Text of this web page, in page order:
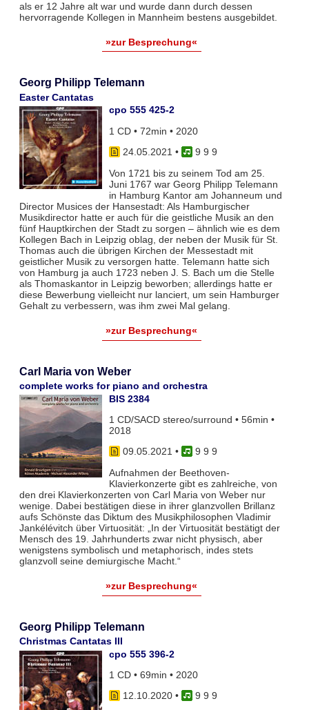
als er 12 Jahre alt war und wurde dann durch dessen
hervorragende Kollegen in Mannheim bestens ausgebildet.
»zur Besprechung«
Georg Philipp Telemann
Easter Cantatas
cpo 555 425-2
1 CD • 72min • 2020
24.05.2021 •
9 9 9
Von 1721 bis zu seinem Tod am 25.
Juni 1767 war Georg Philipp Telemann
in Hamburg Kantor am Johanneum und
Director Musices der Hansestadt: Als Hamburgischer
Musikdirector hatte er auch für die geistliche Musik an den
fünf Hauptkirchen der Stadt zu sorgen – ähnlich wie es dem
Kollegen Bach in Leipzig oblag, der neben der Musik für St.
Thomas auch die übrigen Kirchen der Messestadt mit
geistlicher Musik zu versorgen hatte. Telemann hatte sich
von Hamburg ja auch 1723 neben J. S. Bach um die Stelle
als Thomaskantor in Leipzig beworben; allerdings hatte er
diese Bewerbung vielleicht nur lanciert, um sein Hamburger
Gehalt zu verbessern, was ihm zwei Mal gelang.
»zur Besprechung«
Carl Maria von Weber
complete works for piano and orchestra
BIS 2384
1 CD/SACD stereo/surround • 56min •
2018
09.05.2021 •
9 9 9
Aufnahmen der Beethoven-
Klavierkonzerte gibt es zahlreiche, von
den drei Klavierkonzerten von Carl Maria von Weber nur
wenige. Dabei bestätigen diese in ihrer glanzvollen Brillanz
aufs Schönste das Diktum des Musikphilosophen Vladimir
Jankélévitch über Virtuosität: „In der Virtuosität bestätigt der
Mensch des 19. Jahrhunderts zwar nicht physisch, aber
wenigstens symbolisch und metaphorisch, indes stets
glanzvoll seine demiurgische Macht.“
»zur Besprechung«
Georg Philipp Telemann
Christmas Cantatas III
cpo 555 396-2
1 CD • 69min • 2020
12.10.2020•
9 9 9